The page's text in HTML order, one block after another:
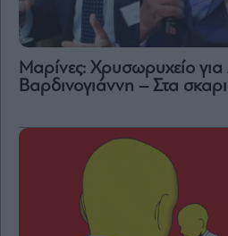
Μαρίνες: Χρυσωρυχείο
Βαρδινογιάννη – Στα